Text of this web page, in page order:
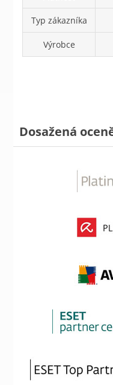
Typ zákazníka
Výrobce
Dosažená